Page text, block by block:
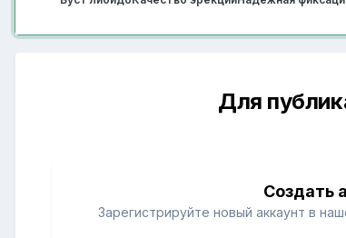
Для
Создать
Зарегистрируйте новый аккаунт в